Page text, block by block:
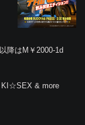
降はM￥2000-1d
KI☆SEX & more